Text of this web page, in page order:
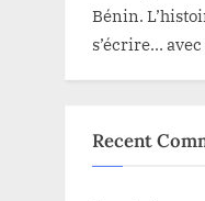
Bénin.
s’écrire… avec
Recent